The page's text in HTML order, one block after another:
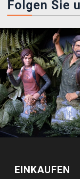
Folgen Sie
EINKAUFEN